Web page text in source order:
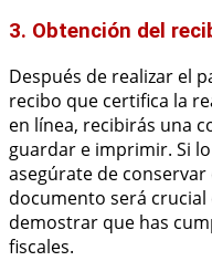
3. Obtención del
Después de realizar el
recibo que certifica la
en línea, recibirás una
guardar e imprimir. Si
asegúrate de
documento será crucial
demostrar que has
fiscales.